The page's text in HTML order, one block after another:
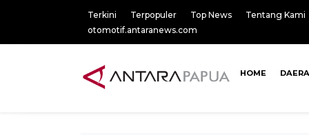
Terkini Terpopuler Top News
Tentang Kami
otomotif.antaranews.com
HOME